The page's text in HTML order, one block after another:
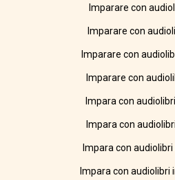
Imparare con
Imparare con
Imparare con
Imparare con
Impara con
Impara con
Impara con
Impara con audiolibri